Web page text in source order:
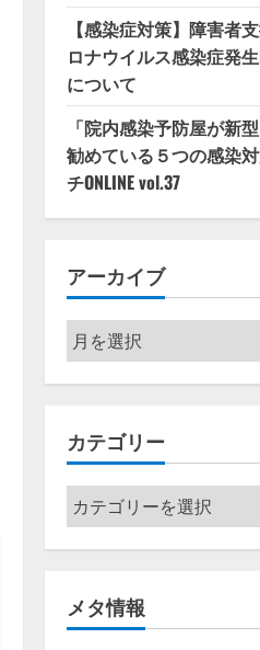
【感染症対策】障害者
ロナウイルス感染症発
について
「院内感染予防屋が新
勧めている５つの感染
チONLINE vol.37
アーカイブ
ア
ー
カ
ブ
カテゴリー
カ
テ
ゴ
ー
メタ情報